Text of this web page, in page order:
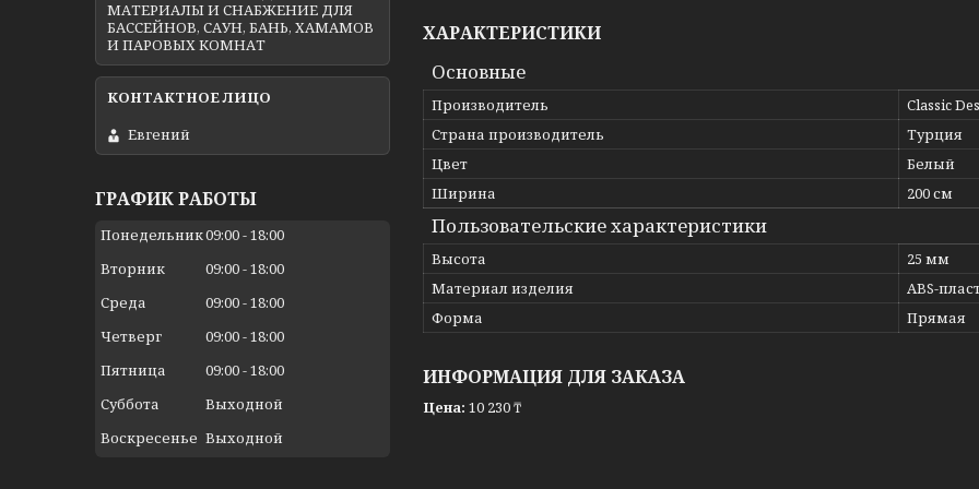
ХАРАКТЕРИСТИКИ
Основные
Производитель
Classic
Страна производитель
Турция
Цвет
Белый
Ширина
200 см
Пользовательские характеристики
Высота
25 мм
Материал изделия
ABS-
Форма
Прямая
ИНФОРМАЦИЯ ДЛЯ ЗАКАЗА
Цена: 10 230 ₸
МАТЕРИАЛЫ И СНАБЖЕНИЕ ДЛЯ
БАССЕЙНОВ, САУН, БАНЬ, ХАМАМОВ
И ПАРОВЫХ КОМНАТ
Евгений
ГРАФИК РАБОТЫ
Понедельник09:00 18:00
Вторник
09:00 18:00
Среда
09:00 18:00
Четверг
09:00 18:00
Пятница
09:00 18:00
Суббота
Выходной
Воскресенье Выходной